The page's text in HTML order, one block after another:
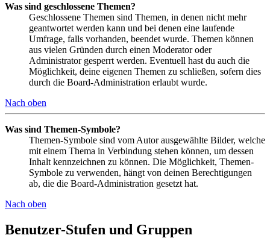
Was sind geschlossene Themen?
Geschlossene Themen sind Themen, in denen nicht mehr
geantwortet werden kann und bei denen eine laufende
Umfrage, falls vorhanden, beendet wurde. Themen können
aus vielen Gründen durch einen Moderator oder
Administrator gesperrt werden. Eventuell hast du auch die
Möglichkeit, deine eigenen Themen zu schließen, sofern dies
durch die Board-Administration erlaubt wurde.
Nach oben
Was sind Themen-Symbole?
Themen-Symbole sind vom Autor ausgewählte Bilder, welche
mit einem Thema in Verbindung stehen können, um dessen
Inhalt kennzeichnen zu können. Die Möglichkeit, Themen-
Symbole zu verwenden, hängt von deinen Berechtigungen
ab, die die Board-Administration gesetzt hat.
Nach oben
Benutzer-Stufen und Gruppen